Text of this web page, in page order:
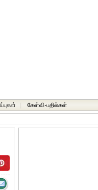
கேள்வி-பதில்கள்